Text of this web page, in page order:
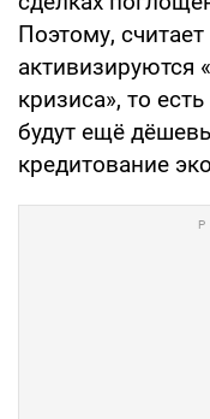
Поэтому,
активизируются
кризиса», то
будут ещё
кредитование